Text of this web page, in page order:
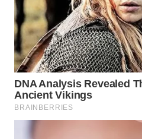
MASYARAKAT
KELISTRIKAN
WALINKI
ID
MAWAKA
ID